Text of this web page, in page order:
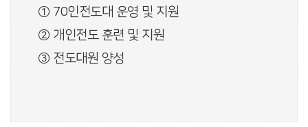
① 70인전도대 운영 및 지원
② 개인전도 훈련 및 지원
③ 전도대원 양성